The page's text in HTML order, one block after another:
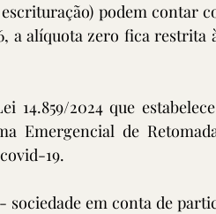
podem contar
a alíquota zero fica
14.859/2024 que
Emergencial de
19.
sociedade em conta de